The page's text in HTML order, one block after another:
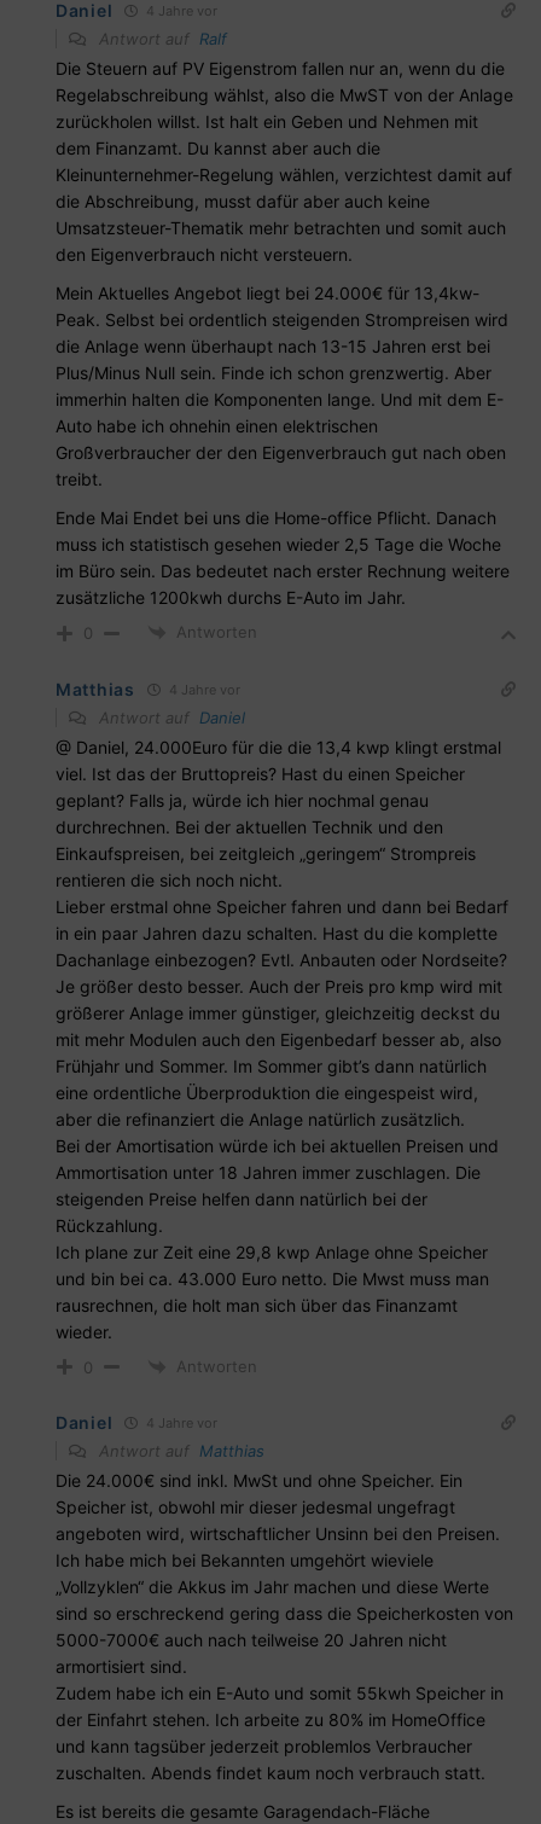
Daniel 4 Jahre vor
Antwort auf Ralf
Die Steuern auf PV Eigenstrom fallen nur an, wenn du die
Regelabschreibung wählst, also die MwST von der Anlage
zurückholen willst. Ist halt ein Geben und Nehmen mit
dem Finanzamt. Du kannst aber auch die
Kleinunternehmer-Regelung wählen, verzichtest damit auf
die Abschreibung, musst dafür aber auch keine
Umsatzsteuer-Thematik mehr betrachten und somit auch
den Eigenverbrauch nicht versteuern.
Mein Aktuelles Angebot liegt bei 24.000€ für 13,4kw-
Peak. Selbst bei ordentlich steigenden Strompreisen wird
die Anlage wenn überhaupt nach 13-15 Jahren erst bei
Plus/Minus Null sein. Finde ich schon grenzwertig. Aber
immerhin halten die Komponenten lange. Und mit dem E-
Auto habe ich ohnehin einen elektrischen
Großverbraucher der den Eigenverbrauch gut nach oben
treibt.
Ende Mai Endet bei uns die Home-office Pflicht. Danach
muss ich statistisch gesehen wieder 2,5 Tage die Woche
im Büro sein. Das bedeutet nach erster Rechnung weitere
zusätzliche 1200kwh durchs E-Auto im Jahr.
0 Antworten
Matthias 4 Jahre vor
Antwort auf Daniel
@ Daniel, 24.000Euro für die die 13,4 kwp klingt erstmal
viel. Ist das der Bruttopreis? Hast du einen Speicher
geplant? Falls ja, würde ich hier nochmal genau
durchrechnen. Bei der aktuellen Technik und den
Einkaufspreisen, bei zeitgleich „geringem“ Strompreis
rentieren die sich noch nicht.
Lieber erstmal ohne Speicher fahren und dann bei Bedarf
in ein paar Jahren dazu schalten. Hast du die komplette
Dachanlage einbezogen? Evtl. Anbauten oder Nordseite?
Je größer desto besser. Auch der Preis pro kmp wird mit
größerer Anlage immer günstiger, gleichzeitig deckst du
mit mehr Modulen auch den Eigenbedarf besser ab, also
Frühjahr und Sommer. Im Sommer gibt’s dann natürlich
eine ordentliche Überproduktion die eingespeist wird,
aber die refinanziert die Anlage natürlich zusätzlich.
Bei der Amortisation würde ich bei aktuellen Preisen und
Ammortisation unter 18 Jahren immer zuschlagen. Die
steigenden Preise helfen dann natürlich bei der
Rückzahlung.
Ich plane zur Zeit eine 29,8 kwp Anlage ohne Speicher
und bin bei ca. 43.000 Euro netto. Die Mwst muss man
rausrechnen, die holt man sich über das Finanzamt
wieder.
0 Antworten
Daniel 4 Jahre vor
Antwort auf Matthias
Die 24.000€ sind inkl. MwSt und ohne Speicher. Ein
Speicher ist, obwohl mir dieser jedesmal ungefragt
angeboten wird, wirtschaftlicher Unsinn bei den Preisen.
Ich habe mich bei Bekannten umgehört wieviele
„Vollzyklen“ die Akkus im Jahr machen und diese Werte
sind so erschreckend gering dass die Speicherkosten von
5000-7000€ auch nach teilweise 20 Jahren nicht
armortisiert sind.
Zudem habe ich ein E-Auto und somit 55kwh Speicher in
der Einfahrt stehen. Ich arbeite zu 80% im HomeOffice
und kann tagsüber jederzeit problemlos Verbraucher
zuschalten. Abends findet kaum noch verbrauch statt.
Es ist bereits die gesamte Garagendach-Fläche